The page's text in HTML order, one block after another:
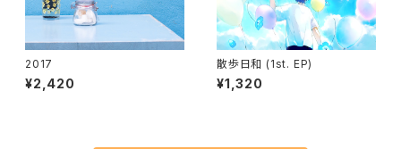
2017
¥2,420
散歩日和 (1st. EP)
¥1,320